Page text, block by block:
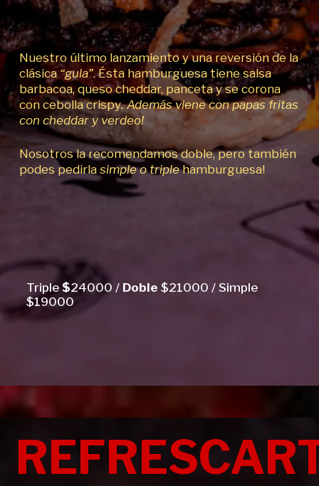
Nuestro último lanzamiento y una reversión de la
clásica“gula”. Ésta hamburguesa tiene salsa
barbacoa, queso cheddar, panceta y se corona
con cebolla crispy. Además viene con papas fritas
con cheddar y verdeo!
Nosotros la recomendamos doble, pero también
podes pedirla simple o triplehamburguesa!
Triple$24000 / Doble$21000 / Simple
$19000